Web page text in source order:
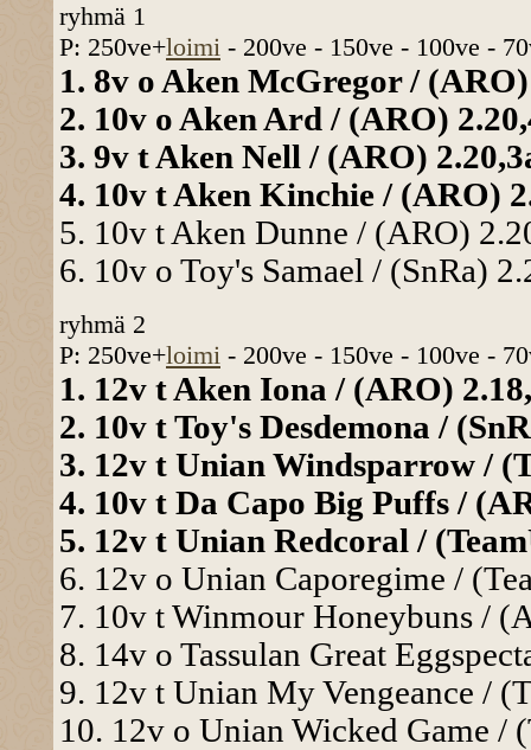
ryhmä 1
P: 250ve+loimi - 200ve - 150ve - 100ve -
1. 8v o Aken McGregor /
2. 10v o Aken Ard / (ARO)
3. 9v t Aken Nell / (ARO)
4. 10v t Aken Kinchie / (ARO)
5. 10v t Aken Dunne / (ARO)
6. 10v o Toy's Samael / (SnRa)
ryhmä 2
P: 250ve+loimi - 200ve - 150ve - 100ve -
1. 12v t Aken Iona / (ARO)
2. 10v t Toy's Desdemona /
3. 12v t Unian Windsparrow /
4. 10v t Da Capo Big Puffs /
5. 12v t Unian Redcoral /
6. 12v o Unian Caporegime /
7. 10v t Winmour Honeybuns /
8. 14v o Tassulan Great
9. 12v t Unian My Vengeance /
10. 12v o Unian Wicked Game /